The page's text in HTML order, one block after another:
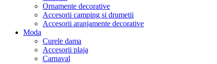
Ornamente decorative
Accesorii camping si drumetii
Accesorii aranjamente decorative
Moda
Curele dama
Accesorii plaja
Carnaval